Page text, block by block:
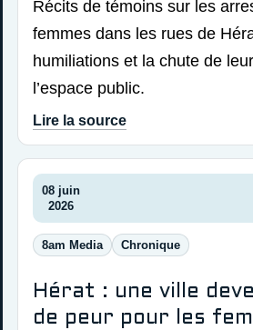
Récits de témoins sur les
femmes dans les rues de
humiliations et la chute de
l’espace public.
Lire la source
08 juin
2026
8am Media Chronique
Hérat : une ville
de peur pour les